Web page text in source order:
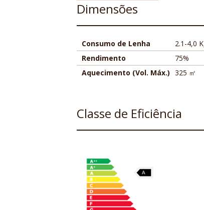
Dimensões
Consumo de Lenha
2.1-4,0
Rendimento
75%
Aquecimento (Vol. Máx.) 325 ㎡
Classe de Eficiência